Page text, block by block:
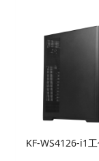
KF-WS4126-i1